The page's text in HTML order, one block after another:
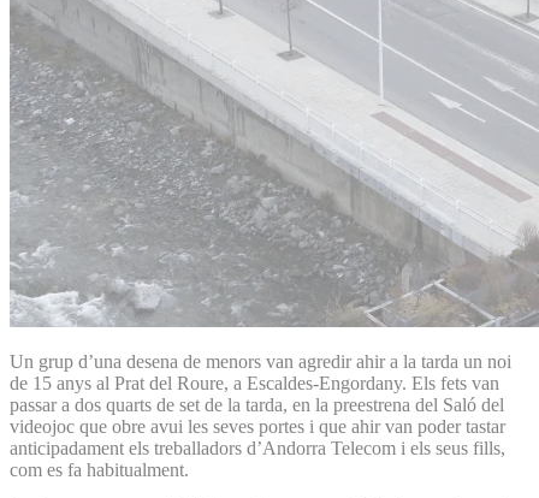
Un grup d’una desena de menors van agredir ahir a la tarda un noi
de 15 anys al Prat del Roure, a Escaldes-Engordany. Els fets van
passar a dos quarts de set de la tarda, en la preestrena del Saló del
videojoc que obre avui les seves portes i que ahir van poder tastar
anticipadament els treballadors d’Andorra Telecom i els seus fills,
com es fa habitualment.